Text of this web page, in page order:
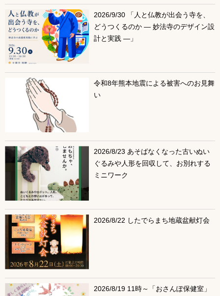
2026/9/30 「人と仏教が出会う寺を、
どうつくるのか ― 妙法寺のデザイン設
計と実践 ―」
令和8年熊本地震による被害へのお見舞
い
2026/8/23 あそばなくなった古いぬい
ぐるみや人形を回収して、お別れする
ミニワーク
2026/8/22 したでらまち地蔵盆献灯会
2026/8/19 11時～「おさんぽ保健室」